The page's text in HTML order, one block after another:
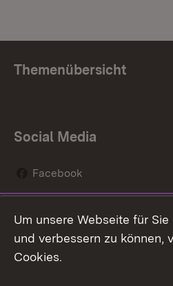
Themenübersicht
Social Media
Facebook
Social Wall
Youtube
Um unsere Webseite für
und verbessern zu können,
Cookies.